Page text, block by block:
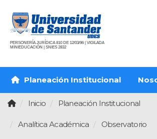
PERSONERÍA JURÍDICA 810 DE 12/03/96 | VIGILADA
MINIEDUCACIÓN | SNIES 2832
Planeación Institucional
Inicio Planeación Institucional
Analítica Académica Observatorio